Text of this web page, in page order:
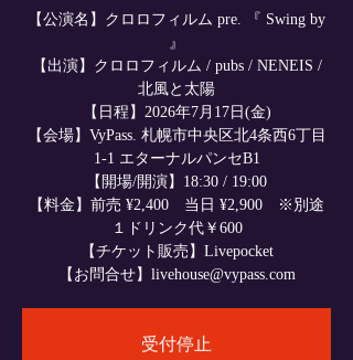
【公演名】クロロフィルム pre. 『 Swing by
』
【出演】クロロフィルム / pubs / NENEIS /
北風と太陽
【日程】2026年7月17日(金)
【会場】VyPass. 札幌市中央区北4条西6丁目
1-1 エターナルパンセB1
【開場/開演】18:30 / 19:00
【料金】前売 ¥2,400 当日 ¥2,900 ※別途
１ドリンク代￥600
【チケット販売】Livepocket
【お問合せ】livehouse@vypass.com
受付停止